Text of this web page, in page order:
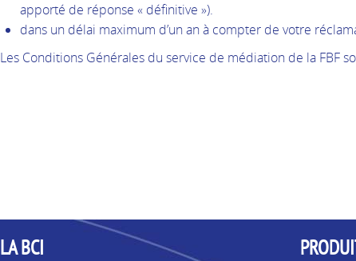
apporté de réponse « définitive »).
dans un délai maximum d’un an à compter de votre
Les Conditions Générales du service de médiation de la FBF
LA BCI